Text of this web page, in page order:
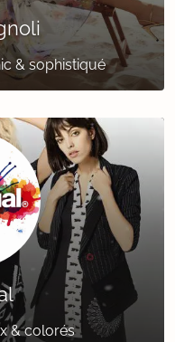
& sophistiqué
& colorés